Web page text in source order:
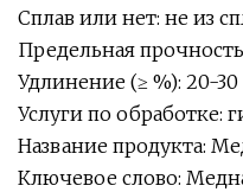
Сплав или нет: не из
Предельная
Удлинение (≥ %): 20-30
Услуги по обработке:
Название продукта:
Ключевое слово: